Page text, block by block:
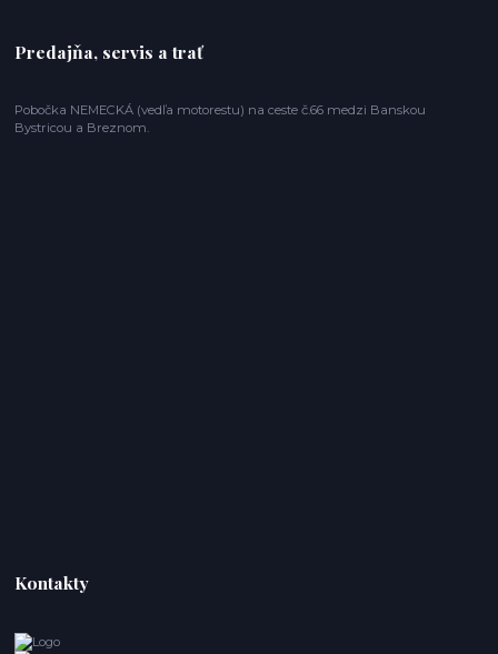
Predajňa, servis a trať
Pobočka NEMECKÁ (vedľa motorestu) na ceste č.66 medzi Banskou
Bystricou a Breznom.
Kontakty